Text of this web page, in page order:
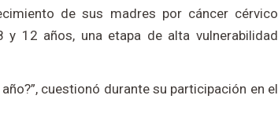
de sus madres por cáncer cérvico
12 años, una etapa de alta vulnerabilidad
cuestionó durante su participación en el